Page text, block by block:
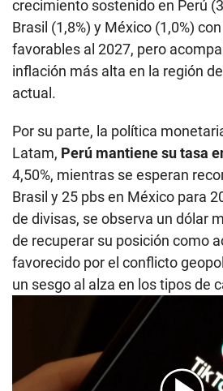
crecimiento sostenido en Perú
Brasil (1,8%) y México (1,0%)
favorables al 2027, pero
inflación más alta en la región
actual.
Por su parte, la política
Latam, Perú mantiene su tasa
4,50%, mientras se esperan
Brasil y 25 pbs en México para
de divisas, se observa un dólar
de recuperar su posición como
favorecido por el conflicto
un sesgo al alza en los tipos de